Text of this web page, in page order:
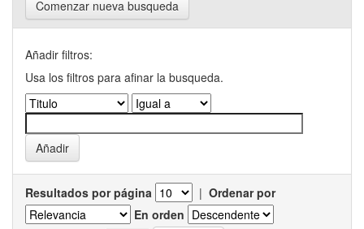
Comenzar nueva busqueda
Añadir filtros:
Usa los filtros para afinar la busqueda.
Resultados por página | Ordenar por
En orden